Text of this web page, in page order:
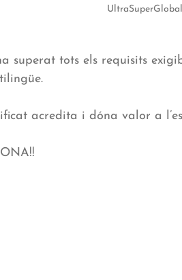
superat tots els requisits
acredita i dóna valor a